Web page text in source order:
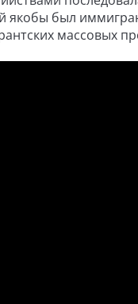
якобы был
массовых